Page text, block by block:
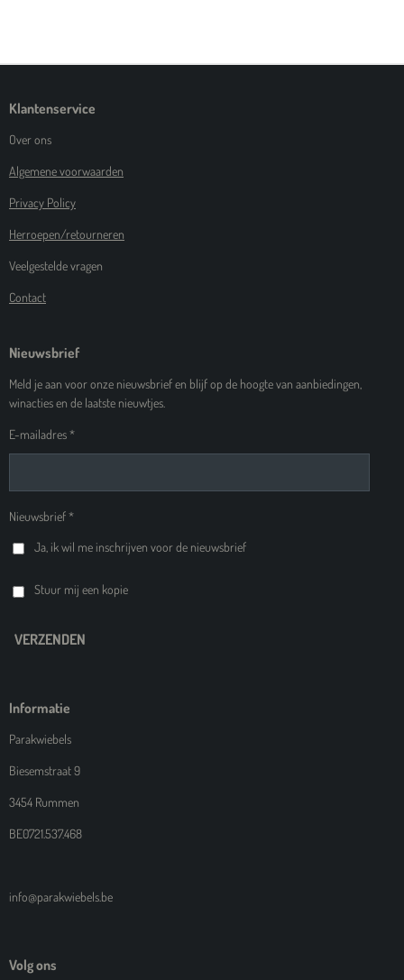
Klantenservice
Over ons
Algemene voorwaarden
Privacy Policy
Herroepen/retourneren
Veelgestelde vragen
Contact
Nieuwsbrief
Meld je aan voor onze nieuwsbrief en blijf op de hoogte van aanbiedingen,
winacties en de laatste nieuwtjes.
E-mailadres *
Nieuwsbrief *
Ja, ik wil me inschrijven voor de nieuwsbrief
Stuur mij een kopie
VERZENDEN
Informatie
Parakwiebels
Biesemstraat 9
3454 Rummen
BE0721.537.468
info@parakwiebels.be
Volg ons